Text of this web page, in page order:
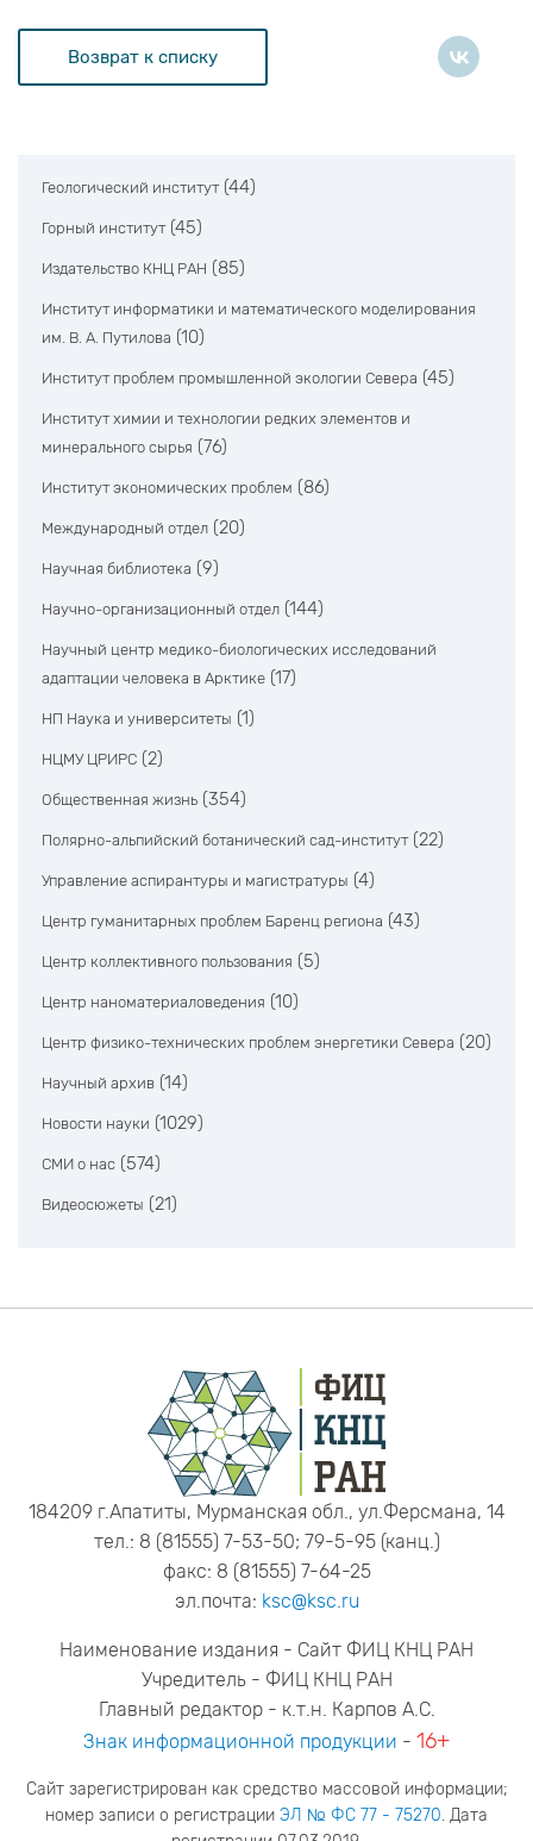
Возврат к списку
Геологический институт (44)
Горный институт (45)
Издательство КНЦ РАН (85)
Институт информатики и математического моделирования
им. В. А. Путилова (10)
Институт проблем промышленной экологии Севера (45)
Институт химии и технологии редких элементов и
минерального сырья (76)
Институт экономических проблем (86)
Международный отдел (20)
Научная библиотека (9)
Научно-организационный отдел (144)
Научный центр медико-биологических исследований
адаптации человека в Арктике (17)
НП Наука и университеты (1)
НЦМУ ЦРИРС (2)
Общественная жизнь (354)
Полярно-альпийский ботанический сад-институт (22)
Управление аспирантуры и магистратуры (4)
Центр гуманитарных проблем Баренц региона (43)
Центр коллективного пользования (5)
Центр наноматериаловедения (10)
Центр физико-технических проблем энергетики Севера (20)
Научный архив (14)
Новости науки (1029)
СМИ о нас (574)
Видеосюжеты (21)
184209 г.Апатиты, Мурманская обл., ул.Ферсмана, 14
тел.: 8 (81555) 7-53-50; 79-5-95 (канц.)
факс: 8 (81555) 7-64-25
эл.почта: ksc@ksc.ru
Наименование издания - Сайт ФИЦ КНЦ РАН
Учредитель - ФИЦ КНЦ РАН
Главный редактор - к.т.н. Карпов А.С.
Знак информационной продукции - 16+
Сайт зарегистрирован как средство массовой информации;
номер записи о регистрации ЭЛ № ФС 77 - 75270. Дата